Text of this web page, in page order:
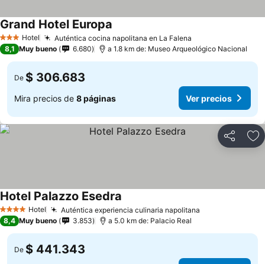
3 Estrellas
Hotel Auténtica cocina napolitana en La Falena
Grand Hotel Europa
8,1 Muy bueno 6.680 a 1.8 km de: Museo Arqueológico Nacional
De $ 306.683
Mira precios de 8 páginas Ver precios
Compartir
4 EstrellasHotel Auténtica experiencia culinaria napolitana
Hotel Palazzo Esedra
8,4 Muy bueno 3.853 a 5.0 km de: Palacio Real
De $ 441.343